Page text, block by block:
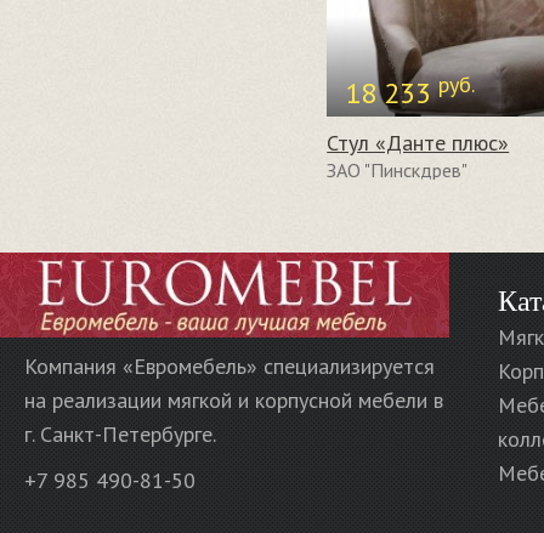
18 233руб.
Стул «Данте плюс»
ЗАО "Пинскдрев"
Компания «Евромебель» специализируется
на реализации мягкой и корпусной мебели в
г. Санкт-Петербурге.
+7 985 490-81-50